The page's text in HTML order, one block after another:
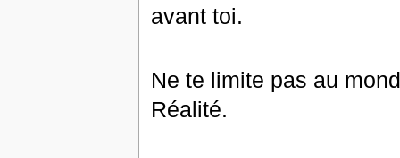
avant toi.
Ne te limite pas au
Réalité.